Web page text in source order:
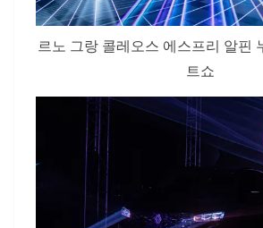
르노 그랑 콜레오스 에스프리 알핀
트쇼